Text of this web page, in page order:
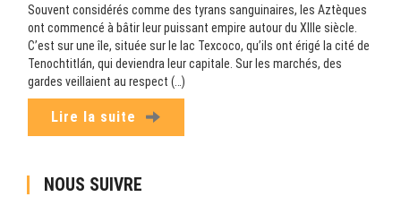
Souvent considérés comme des tyrans sanguinaires, les Aztèques
ont commencé à bâtir leur puissant empire autour du XIIIe siècle.
C’est sur une île, située sur le lac Texcoco, qu’ils ont érigé la cité de
Tenochtitlán, qui deviendra leur capitale. Sur les marchés, des
gardes veillaient au respect (…)
Lire la suite
NOUS SUIVRE